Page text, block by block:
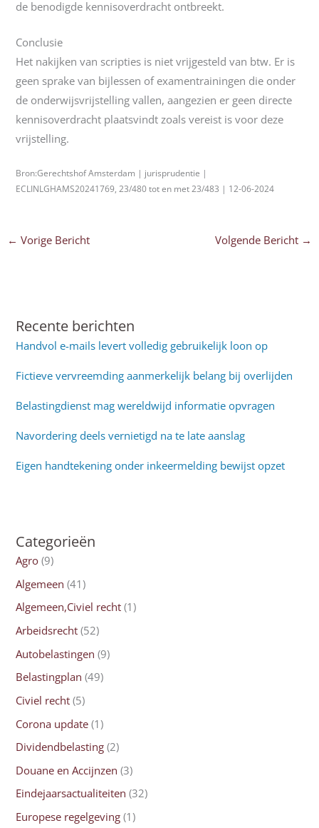
de benodigde kennisoverdracht ontbreekt.
Conclusie
Het nakijken van scripties is niet vrijgesteld van btw. Er is
geen sprake van bijlessen of examentrainingen die onder
de onderwijsvrijstelling vallen, aangezien er geen directe
kennisoverdracht plaatsvindt zoals vereist is voor deze
vrijstelling.
Bron:Gerechtshof Amsterdam | jurisprudentie |
ECLINLGHAMS20241769, 23/480 tot en met 23/483 | 12-06-2024
← Vorige Bericht Volgende Bericht →
Recente berichten
Handvol e-mails levert volledig gebruikelijk loon op
Fictieve vervreemding aanmerkelijk belang bij overlijden
Belastingdienst mag wereldwijd informatie opvragen
Navordering deels vernietigd na te late aanslag
Eigen handtekening onder inkeermelding bewijst opzet
Categorieën
Agro (9)
Algemeen (41)
Algemeen,Civiel recht (1)
Arbeidsrecht (52)
Autobelastingen (9)
Belastingplan (49)
Civiel recht (5)
Corona update (1)
Dividendbelasting (2)
Douane en Accijnzen (3)
Eindejaarsactualiteiten (32)
Europese regelgeving (1)